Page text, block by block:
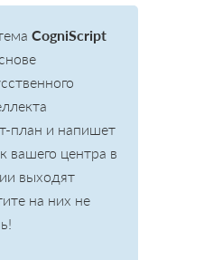
CogniScript
план и напишет
вашего центра в
выходят
на них не